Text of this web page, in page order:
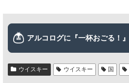
ウイスキー ウイスキー 国